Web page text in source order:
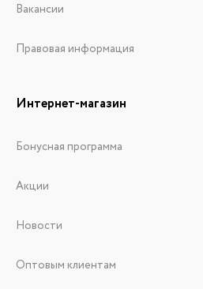
Вакансии
Правовая информация
Интернет-магазин
Бонусная программа
Акции
Новости
Оптовым клиентам